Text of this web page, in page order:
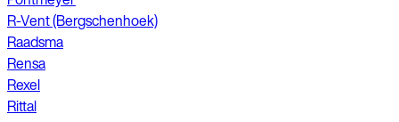
R-Vent (Bergschenhoek)
Raadsma
Rensa
Rexel
Rittal